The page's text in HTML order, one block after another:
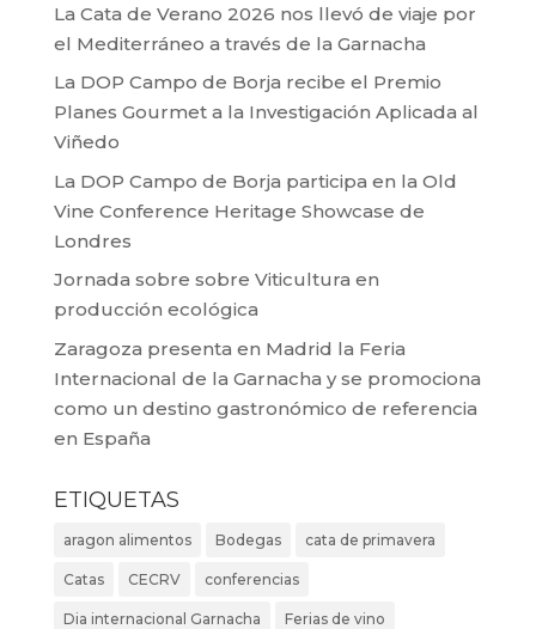
La Cata de Verano 2026 nos llevó de viaje por
el Mediterráneo a través de la Garnacha
La DOP Campo de Borja recibe el Premio
Planes Gourmet a la Investigación Aplicada al
Viñedo
La DOP Campo de Borja participa en la Old
Vine Conference Heritage Showcase de
Londres
Jornada sobre sobre Viticultura en
producción ecológica
Zaragoza presenta en Madrid la Feria
Internacional de la Garnacha y se promociona
como un destino gastronómico de referencia
en España
ETIQUETAS
aragon alimentos Bodegas cata de primavera
Catas CECRV conferencias
Dia internacional Garnacha Ferias de vino